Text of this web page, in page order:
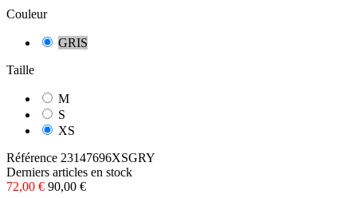
Couleur
GRIS
Taille
M
S
XS
Référence 23147696XSGRY
Derniers articles en stock
72,00 € 90,00 €